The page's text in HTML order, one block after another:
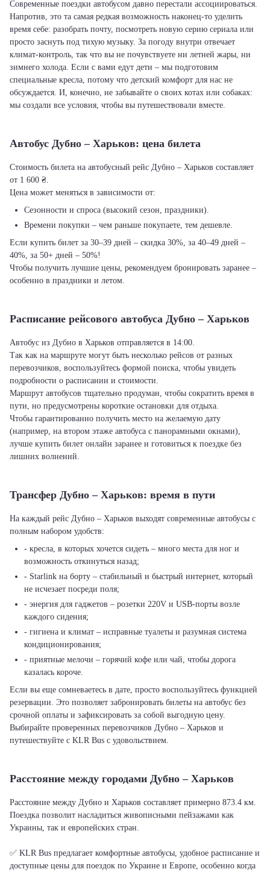
Современные поездки автобусом давно перестали ассоциироваться.
Напротив, это та самая редкая возможность наконец-то уделить
время себе: разобрать почту, посмотреть новую серию сериала или
просто заснуть под тихую музыку. За погоду внутри отвечает
климат-контроль, так что вы не почувствуете ни летней жары, ни
зимнего холода. Если с вами едут дети – мы подготовим
специальные кресла, потому что детский комфорт для нас не
обсуждается. И, конечно, не забывайте о своих котах или собаках:
мы создали все условия, чтобы вы путешествовали вместе.
Автобус Дубно – Харьков: цена билета
Стоимость билета на автобусный рейс Дубно – Харьков составляет
от 1 600 ₴.
Цена может меняться в зависимости от:
Сезонности и спроса (высокий сезон, праздники).
Времени покупки – чем раньше покупаете, тем дешевле.
Если купить билет за 30–39 дней – скидка 30%, за 40–49 дней –
40%, за 50+ дней – 50%!
Чтобы получить лучшие цены, рекомендуем бронировать заранее –
особенно в праздники и летом.
Расписание рейсового автобуса Дубно – Харьков
Автобус из Дубно в Харьков отправляется в 14:00.
Так как на маршруте могут быть несколько рейсов от разных
перевозчиков, воспользуйтесь формой поиска, чтобы увидеть
подробности о расписании и стоимости.
Маршрут автобусов тщательно продуман, чтобы сократить время в
пути, но предусмотрены короткие остановки для отдыха.
Чтобы гарантированно получить место на желаемую дату
(например, на втором этаже автобуса с панорамными окнами),
лучше купить билет онлайн заранее и готовиться к поездке без
лишних волнений.
Трансфер Дубно – Харьков: время в пути
На каждый рейс Дубно – Харьков выходят современные автобусы с
полным набором удобств:
- кресла, в которых хочется сидеть – много места для ног и
возможность откинуться назад;
- Starlink на борту – стабильный и быстрый интернет, который
не исчезает посреди поля;
- энергия для гаджетов – розетки 220V и USB-порты возле
каждого сидения;
- гигиена и климат – исправные туалеты и разумная система
кондиционирования;
- приятные мелочи – горячий кофе или чай, чтобы дорога
казалась короче.
Если вы еще сомневаетесь в дате, просто воспользуйтесь функцией
резервации. Это позволяет забронировать билеты на автобус без
срочной оплаты и зафиксировать за собой выгодную цену.
Выбирайте проверенных перевозчиков Дубно – Харьков и
путешествуйте с KLR Bus с удовольствием.
Расстояние между городами Дубно – Харьков
Расстояние между Дубно и Харьков составляет примерно 873.4 км.
Поездка позволит насладиться живописными пейзажами как
Украины, так и европейских стран.
✅ KLR Bus предлагает комфортные автобусы, удобное расписание и
доступные цены для поездок по Украине и Европе, особенно когда